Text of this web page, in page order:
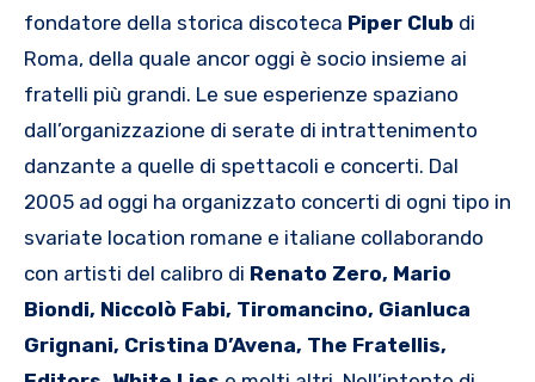
fondatore della storica discoteca Piper Club di
Roma, della quale ancor oggi è socio insieme ai
fratelli più grandi. Le sue esperienze spaziano
dall’organizzazione di serate di intrattenimento
danzante a quelle di spettacoli e concerti. Dal
2005 ad oggi ha organizzato concerti di ogni tipo in
svariate location romane e italiane collaborando
con artisti del calibro di Renato Zero, Mario
Biondi, Niccolò Fabi, Tiromancino, Gianluca
Grignani, Cristina D’Avena, The Fratellis,